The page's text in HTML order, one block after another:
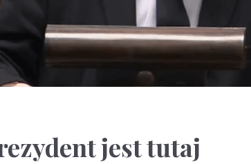
jest tutaj